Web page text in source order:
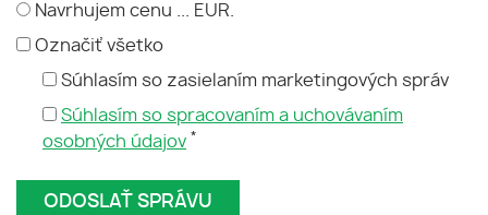
Navrhujem cenu ... EUR.
Označiť všetko
Súhlasím so zasielaním marketingových správ
Súhlasím so spracovaním a uchovávaním
osobných údajov *